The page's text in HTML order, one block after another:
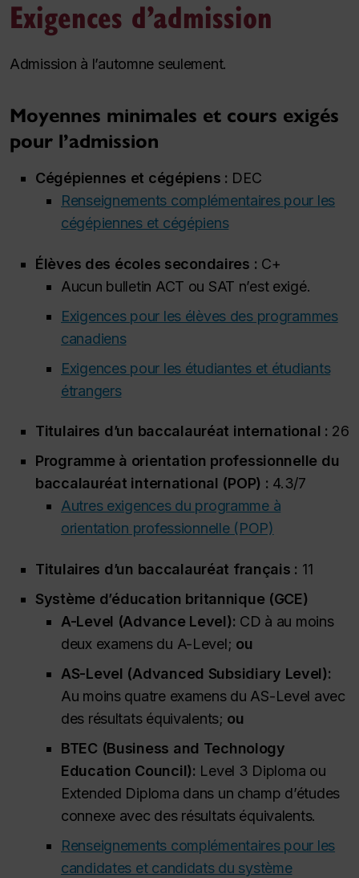
Exigences d’admission
Admission à l’automne seulement.
Moyennes minimales et cours exigés
pour l’admission
Cégépiennes et cégépiens : DEC
Renseignements complémentaires pour les
cégépiennes et cégépiens
Élèves des écoles secondaires : C+
Aucun bulletin ACT ou SAT n’est exigé.
Exigences pour les élèves des programmes
canadiens
Exigences pour les étudiantes et étudiants
étrangers
Titulaires d’un baccalauréat international : 26
Programme à orientation professionnelle du
baccalauréat international (POP) : 4.3/7
Autres exigences du programme à
orientation professionnelle (POP)
Titulaires d’un baccalauréat français : 11
Système d’éducation britannique (GCE)
A-Level (Advance Level): CD à au moins
deux examens du A-Level; ou
AS-Level (Advanced Subsidiary Level):
Au moins quatre examens du AS-Level avec
des résultats équivalents; ou
BTEC (Business and Technology
Education Council): Level 3 Diploma ou
Extended Diploma dans un champ d’études
connexe avec des résultats équivalents.
Renseignements complémentaires pour les
candidates et candidats du système